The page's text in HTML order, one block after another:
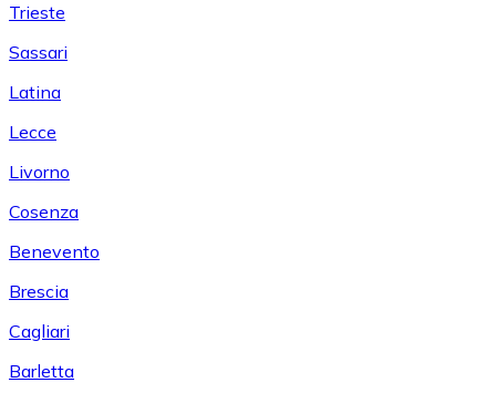
Trieste
Sassari
Latina
Lecce
Livorno
Cosenza
Benevento
Brescia
Cagliari
Barletta